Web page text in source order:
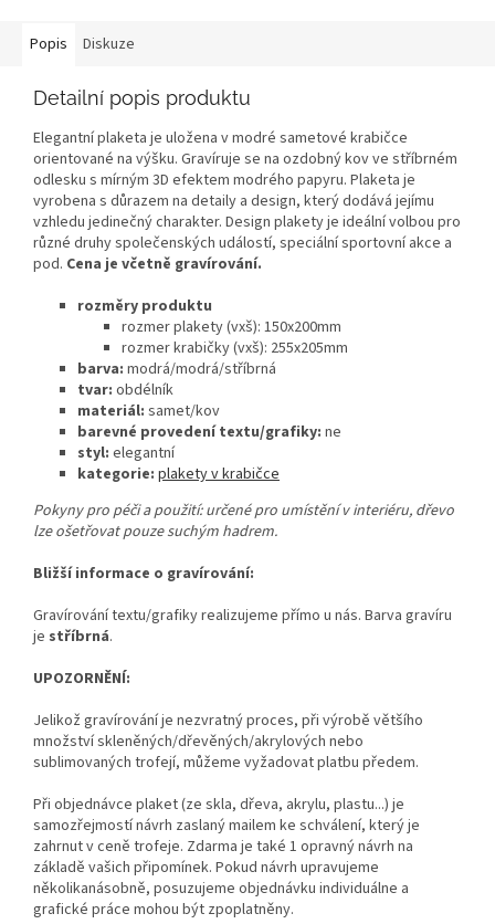
Popis Diskuze
Detailní popis produktu
Elegantní plaketa je uložena v modré sametové krabičce
orientované na výšku. Gravíruje se na ozdobný kov ve stříbrném
odlesku s mírným 3D efektem modrého papyru. Plaketa je
vyrobena s důrazem na detaily a design, který dodává jejímu
vzhledu jedinečný charakter. Design plakety je ideální volbou pro
různé druhy společenských událostí, speciální sportovní akce a
pod. Cena je včetně gravírování.
rozměry produktu
rozmer plakety (vxš): 150x200mm
rozmer krabičky (vxš): 255x205mm
barva: modrá/modrá/stříbrná
tvar: obdélník
materiál: samet/kov
barevné provedení textu/grafiky: ne
styl: elegantní
kategorie: plakety v krabičce
Pokyny pro péči a použití: určené pro umístění v interiéru, dřevo
lze ošetřovat pouze suchým hadrem.
Bližší informace o gravírování:
Gravírování textu/grafiky realizujeme přímo u nás. Barva gravíru
je stříbrná.
UPOZORNĚNÍ:
Jelikož gravírování je nezvratný proces, při výrobě většího
množství skleněných/dřevěných/akrylových nebo
sublimovaných trofejí, můžeme vyžadovat platbu předem.
Při objednávce plaket (ze skla, dřeva, akrylu, plastu...) je
samozřejmostí návrh zaslaný mailem ke schválení, který je
zahrnut v ceně trofeje. Zdarma je také 1 opravný návrh na
základě vašich připomínek. Pokud návrh upravujeme
několikanásobně, posuzujeme objednávku individuálne a
grafické práce mohou být zpoplatněny.